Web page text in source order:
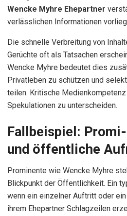
Wencke Myhre Ehepartner
verlässlichen Informationen
Die schnelle Verbreitung von
Gerüchte oft als Tatsachen
Wencke Myhre bedeutet dies
Privatleben zu schützen und
teilen. Kritische
Spekulationen zu unterscheiden.
Fallbeispiel:
und öffentliche
Prominente wie Wencke Myhre
Blickpunkt der Öffentlichkeit. Ein
wenn ein einzelner Auftritt oder
ihrem Ehepartner Schlagzeilen